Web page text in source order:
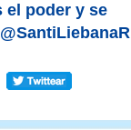
el poder y se